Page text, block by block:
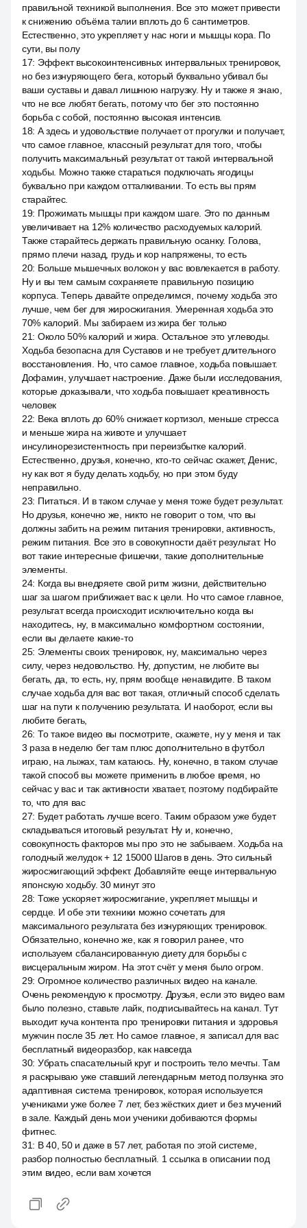
правильной техникой выполнения. Все это может привести
к снижению объёма талии вплоть до 6 сантиметров.
Естественно, это укрепляет у нас ноги и мышцы кора. По
сути, вы полу
17: Эффект высокоинтенсивных интервальных тренировок,
но без изнуряющего бега, который буквально убивал бы
ваши суставы и давал лишнюю нагрузку. Ну и также я знаю,
что не все любят бегать, потому что бег это постоянно
борьба с собой, постоянно высокая интенсив.
18: А здесь и удовольствие получает от прогулки и получает,
что самое главное, классный результат для того, чтобы
получить максимальный результат от такой интервальной
ходьбы. Можно также стараться подключать ягодицы
буквально при каждом отталкивании. То есть вы прям
старайтес.
19: Прожимать мышцы при каждом шаге. Это по данным
увеличивает на 12% количество расходуемых калорий.
Также старайтесь держать правильную осанку. Голова,
прямо плечи назад, грудь и кор напряжены, то есть
20: Больше мышечных волокон у вас вовлекается в работу.
Ну и вы тем самым сохраняете правильную позицию
корпуса. Теперь давайте определимся, почему ходьба это
лучше, чем бег для жиросжигания. Умеренная ходьба это
70% калорий. Мы забираем из жира бег только
21: Около 50% калорий и жира. Остальное это углеводы.
Ходьба безопасна для Суставов и не требует длительного
восстановления. Но, что самое главное, ходьба повышает.
Дофамин, улучшает настроение. Даже были исследования,
которые доказывали, что ходьба повышает креативность
человек
22: Века вплоть до 60% снижает кортизол, меньше стресса
и меньше жира на животе и улучшает
инсулинорезистентность при переизбытке калорий.
Естественно, друзья, конечно, кто-то сейчас скажет, Денис,
ну как вот я буду делать ходьбу, но при этом буду
неправильно.
23: Питаться. И в таком случае у меня тоже будет результат.
Но друзья, конечно же, никто не говорит о том, что вы
должны забить на режим питания тренировки, активность,
режим питания. Все это в совокупности даёт результат. Но
вот такие интересные фишечки, такие дополнительные
элементы.
24: Когда вы внедряете свой ритм жизни, действительно
шаг за шагом приближает вас к цели. Но что самое главное,
результат всегда происходит исключительно когда вы
находитесь, ну, в максимально комфортном состоянии,
если вы делаете какие-то
25: Элементы своих тренировок, ну, максимально через
силу, через недовольство. Ну, допустим, не любите вы
бегать, да, то есть, ну, прям вообще ненавидите. В таком
случае ходьба для вас вот такая, отличный способ сделать
шаг на пути к получению результата. И наоборот, если вы
любите бегать,
26: То такое видео вы посмотрите, скажете, ну у меня и так
3 раза в неделю бег там плюс дополнительно в футбол
играю, на лыжах, там катаюсь. Ну, конечно, в таком случае
такой способ вы можете применить в любое время, но
сейчас у вас и так активности хватает, поэтому подбирайте
то, что для вас
27: Будет работать лучше всего. Таким образом уже будет
складываться итоговый результат. Ну и, конечно,
совокупность факторов мы про это не забываем. Ходьба на
голодный желудок + 12 15000 Шагов в день. Это сильный
жиросжигающий эффект. Добавляйте ееще интервальную
японскую ходьбу. 30 минут это
28: Тоже ускоряет жиросжигание, укрепляет мышцы и
сердце. И обе эти техники можно сочетать для
максимального результата без изнуряющих тренировок.
Обязательно, конечно же, как я говорил ранее, что
используем сбалансированную диету для борьбы с
висцеральным жиром. На этот счёт у меня было огром.
29: Огромное количество различных видео на канале.
Очень рекомендую к просмотру. Друзья, если это видео вам
было полезно, ставьте лайк, подписывайтесь на канал. Тут
выходит куча контента про тренировки питания и здоровья
мужчин после 35 лет. Но самое главное, я записал для вас
бесплатный видеоразбор, как навсегда
30: Убрать спасательный круг и построить тело мечты. Там
я раскрываю уже ставший легендарным метод ползунка это
адаптивная система тренировок, которая используется
учениками уже более 7 лет, без жёстких диет и без мучений
в зале. Каждый день мои ученики добиваются формы
фитнес.
31: В 40, 50 и даже в 57 лет, работая по этой системе,
разбор полностью бесплатный. 1 ссылка в описании под
этим видео, если вам хочется